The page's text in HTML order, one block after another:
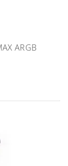
ARGB